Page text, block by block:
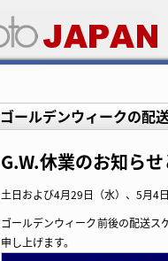
ゴールデンウィークの配
G.W.休業のお知ら
土日および4月29日（水）、5月4
ゴールデンウィーク前後の配送ス
申し上げます。